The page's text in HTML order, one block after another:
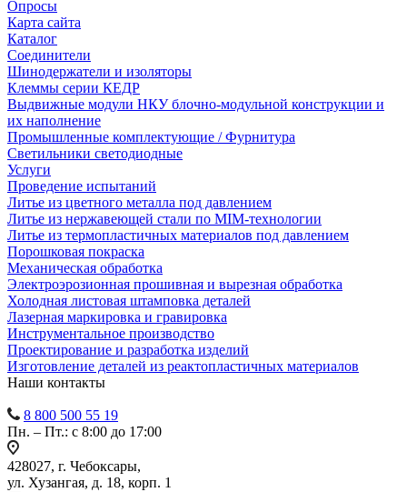
Опросы
Карта сайта
Каталог
Соединители
Шинодержатели и изоляторы
Клеммы серии КЕДР
Выдвижные модули НКУ блочно-модульной конструкции и
их наполнение
Промышленные комплектующие / Фурнитура
Светильники светодиодные
Услуги
Проведение испытаний
Литье из цветного металла под давлением
Литье из нержавеющей стали по MIM-технологии
Литье из термопластичных материалов под давлением
Порошковая покраска
Механическая обработка
Электроэрозионная прошивная и вырезная обработка
Холодная листовая штамповка деталей
Лазерная маркировка и гравировка
Инструментальное производство
Проектирование и разработка изделий
Изготовление деталей из реактопластичных материалов
Наши контакты
8 800 500 55 19
Пн. – Пт.: с 8:00 до 17:00
428027, г. Чебоксары,
ул. Хузангая, д. 18, корп. 1